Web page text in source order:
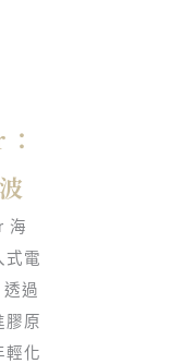
海
式電
過
膠原
輕化